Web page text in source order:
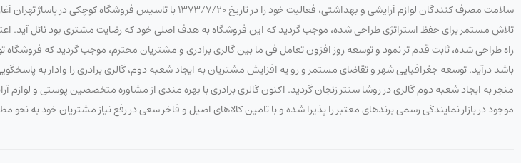
سلامت مصرف کنندگان لوازم آرایشی و بهداشتی، فعالیت خود را در تاریخ 1373/7/
تلاش مستمر برای حفظ استراتژی طراحی شده، موجب گردید که این فروشگاه به هدف اصلی خود که رضایت مشتری بود نائل آید.
راه طراحی شده، ثابت قدم تر نمود و توسعه روز افزون تعامل فی ما بین گالری برادری و مشتریان محترم، موجب گردید که
باشد درآید. توسعه جغرافیایی شهر و تقاضای مستمر و رو یه افزایش مشتریان به ایجاد شعبه دوم، گالری برادری را وادار به
منجر به ایجاد شعبه دوم گالری در روشا سنتر زنجان گردید. اکنون گالری برادری با بهره مندی از مشاوره متخصصین پوستی و لوازم
موجود در بازار نمایندگی رسمی برندهای معتبر را پذیرا شده و با تامین کالاهای اصیل و فاخر سعی در رفع نیاز مشتریان خود به نحو